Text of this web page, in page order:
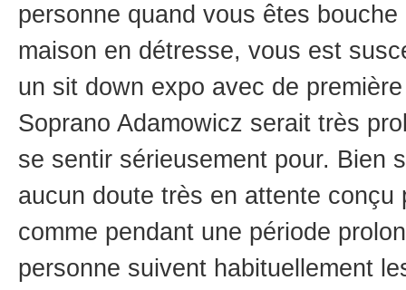
personne quand vous êtes
maison en détresse, vous est
un sit down expo avec de
Soprano Adamowicz serait très
se sentir sérieusement pour. Bien
aucun doute très en attente conçu
comme pendant une période
personne suivent habituellement